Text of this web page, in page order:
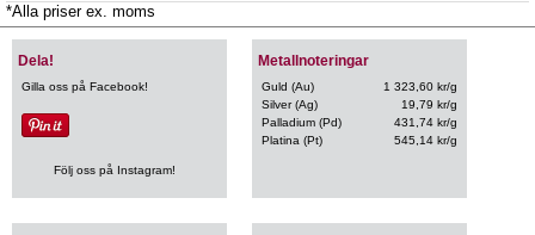
*Alla priser ex. moms
Metallnoteringar
Guld (Au)
1 323,60 kr/g
Silver (Ag)
19,79 kr/g
Palladium (Pd)
431,74 kr/g
Platina (Pt)
545,14 kr/g
Dela!
Gilla oss på Facebook!
Följ oss på Instagram!